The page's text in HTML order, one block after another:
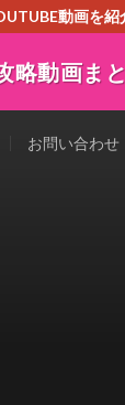
動画を
略動画ま
お問い合わせ